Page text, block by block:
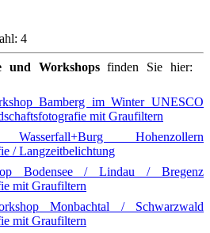
4
und Workshopsfinden Sie hier:
Bamberg im Winter UNESCO
mit Graufiltern
Wasserfall+Burg Hohenzollern
/ Langzeitbelichtung
Bodensee / Lindau / Bregenz
mit Graufiltern
Monbachtal / Schwarzwald
mit Graufiltern